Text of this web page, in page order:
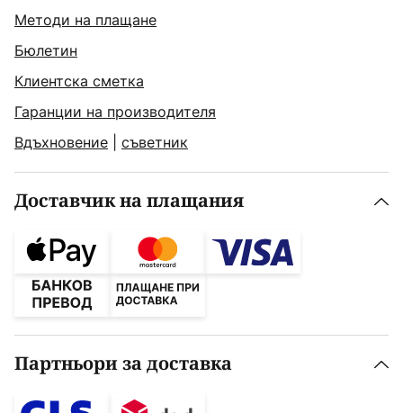
Методи на плащане
Бюлетин
Клиентска сметка
Гаранции на производителя
Вдъхновение
съветник
Доставчик на плащания
Партньори за доставка